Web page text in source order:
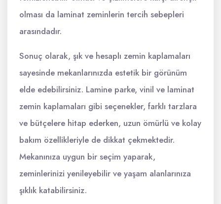
olması da laminat zeminlerin tercih sebepleri
arasındadır.
Sonuç olarak, şık ve hesaplı zemin kaplamaları
sayesinde mekanlarınızda estetik bir görünüm
elde edebilirsiniz. Lamine parke, vinil ve laminat
zemin kaplamaları gibi seçenekler, farklı tarzlara
ve bütçelere hitap ederken, uzun ömürlü ve kolay
bakım özellikleriyle de dikkat çekmektedir.
Mekanınıza uygun bir seçim yaparak,
zeminlerinizi yenileyebilir ve yaşam alanlarınıza
şıklık katabilirsiniz.